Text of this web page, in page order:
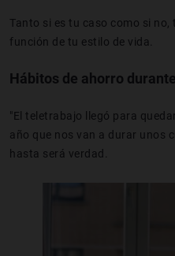
Tanto si es tu caso como si
función de tu estilo de vida.
Hábitos de ahorro
"El teletrabajo llegó para
año que nos van a durar unos
hasta será verdad.